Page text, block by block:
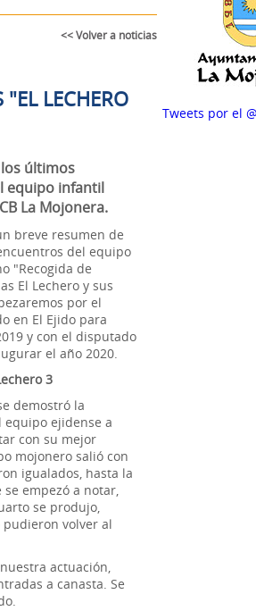
<< Volver a noticias
"EL LECHERO
últimos
equipo infantil
La Mojonera.
breve resumen de
del equipo
"Recogida de
El Lechero y sus
por el
en El Ejido para
y con el disputado
el año 2020.
3
demostró la
ejidense a
con su mejor
mojonero salió con
igualados, hasta la
empezó a notar,
se produjo,
volver al
actuación,
a canasta. Se
Tweets por el